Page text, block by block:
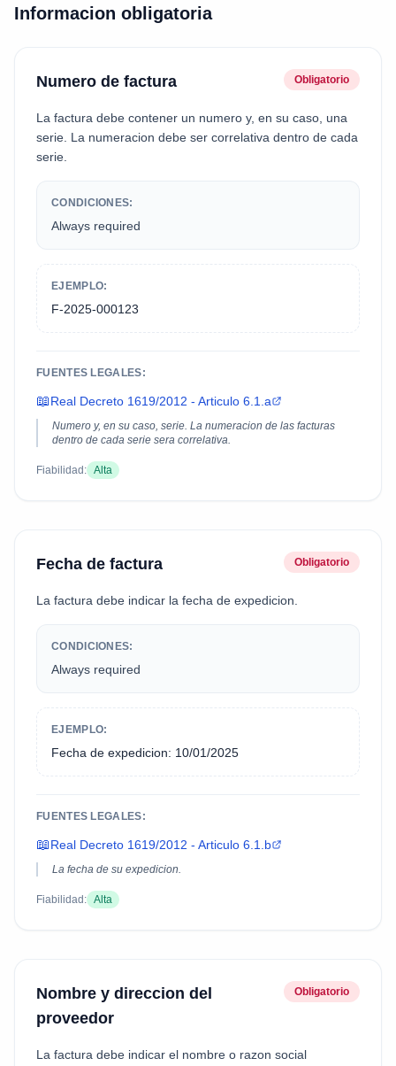
Informacion obligatoria
Numero de factura Obligatorio
La factura debe contener un numero y, en su caso, una
serie. La numeracion debe ser correlativa dentro de cada
serie.
CONDICIONES:
Always required
EJEMPLO:
F-2025-000123
FUENTES LEGALES:
📖Real Decreto 1619/2012 - Articulo 6.1.a
Numero y, en su caso, serie. La numeracion de las facturas
dentro de cada serie sera correlativa.
Fiabilidad: Alta
Fecha de factura Obligatorio
La factura debe indicar la fecha de expedicion.
CONDICIONES:
Always required
EJEMPLO:
Fecha de expedicion: 10/01/2025
FUENTES LEGALES:
📖Real Decreto 1619/2012 - Articulo 6.1.b
La fecha de su expedicion.
Fiabilidad: Alta
Nombre y direccion del
proveedor
Obligatorio
La factura debe indicar el nombre o razon social